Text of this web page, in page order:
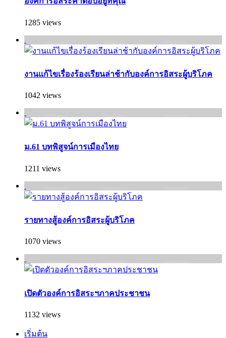
1285 views
งานแก้ไขเรื่องร้องเรียนล่าช้ากับองค์การอิสระผู้บริโภค
1042 views
ม.61 บทพิสูจน์การเมืองไทย
1211 views
รายทางสู้องค์การอิสระผู้บริโภค
1070 views
เปิดตัวองค์การอิสระฯภาคประชาชน
1132 views
เริ่มต้น